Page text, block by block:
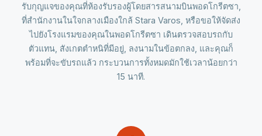
รับกุญแจของคุณที่ห้องรับรองผู้โดยสารสนามบินพอดโกรีตซา,
ที่สำนักงานในใจกลางเมืองใกล้ Stara Varos, หรือขอให้จัดส่ง
ไปยังโรงแรมของคุณในพอดโกรีตซา เดินตรวจสอบรถกับ
ตัวแทน, สังเกตตำหนิที่มีอยู่, ลงนามในข้อตกลง, และคุณก็
พร้อมที่จะขับรถแล้ว กระบวนการทั้งหมดมักใช้เวลาน้อยกว่า
15 นาที.